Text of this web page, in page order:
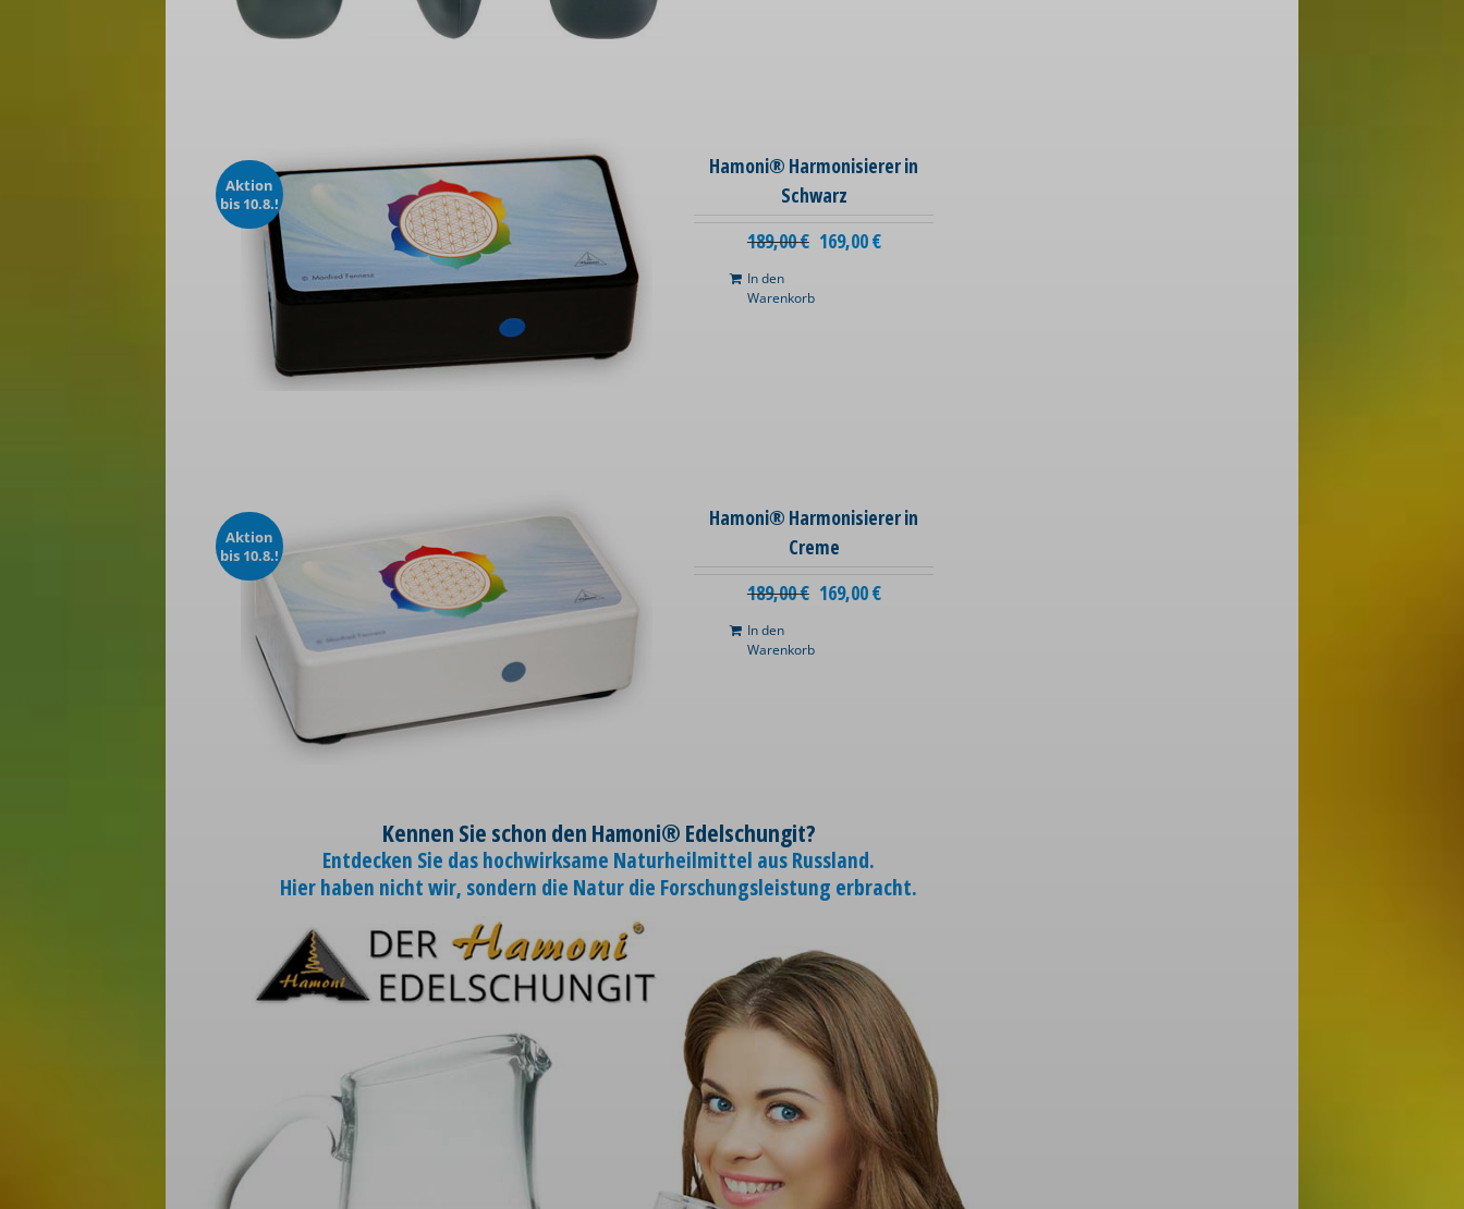
Aktion
bis 10.8.!
Hamoni® Harmonisierer in
Schwarz
189,00€ 169,00€
In den
Warenkorb
Aktion
bis 10.8.!
Hamoni® Harmonisierer in
Creme
189,00€ 169,00€
In den
Warenkorb
Kennen Sie schon den Hamoni® Edelschungit?
Entdecken Sie das hochwirksame Naturheilmittel aus Russland.
Hier haben nicht wir, sondern die Natur die Forschungsleistung erbracht.